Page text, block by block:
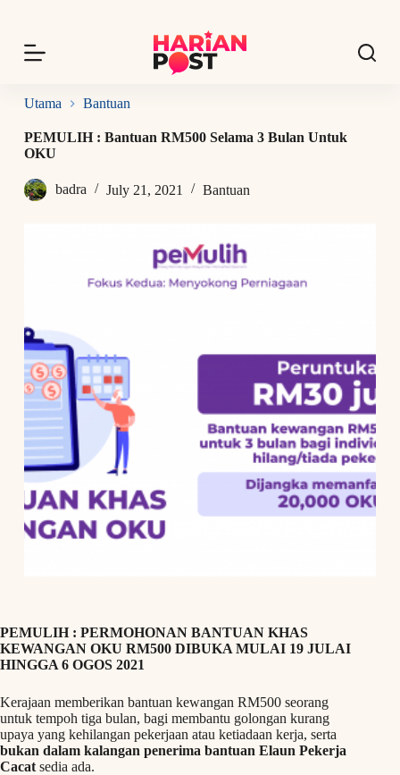
p
o
o
n
n
Utama Bantuan
PEMULIH : Bantuan RM500 Selama 3 Bulan Untuk
OKU
badra July 21, 2021 Bantuan
PEMULIH : PERMOHONAN BANTUAN KHAS
KEWANGAN OKU RM500 DIBUKA MULAI 19 JULAI
HINGGA 6 OGOS 2021
Kerajaan memberikan bantuan kewangan RM500 seorang
untuk tempoh tiga bulan, bagi membantu golongan kurang
upaya yang kehilangan pekerjaan atau ketiadaan kerja, serta
bukan dalam kalangan penerima bantuan Elaun Pekerja
Cacat sedia ada.